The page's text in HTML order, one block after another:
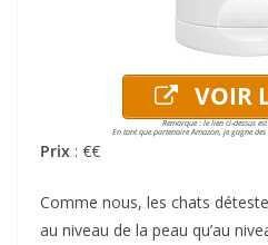
VOIR
Remarque : le lien ci-dessus
En tant que partenaire Amazon, je gagne des
Prix : €€
Comme nous, les chats
au niveau de la peau qu’au